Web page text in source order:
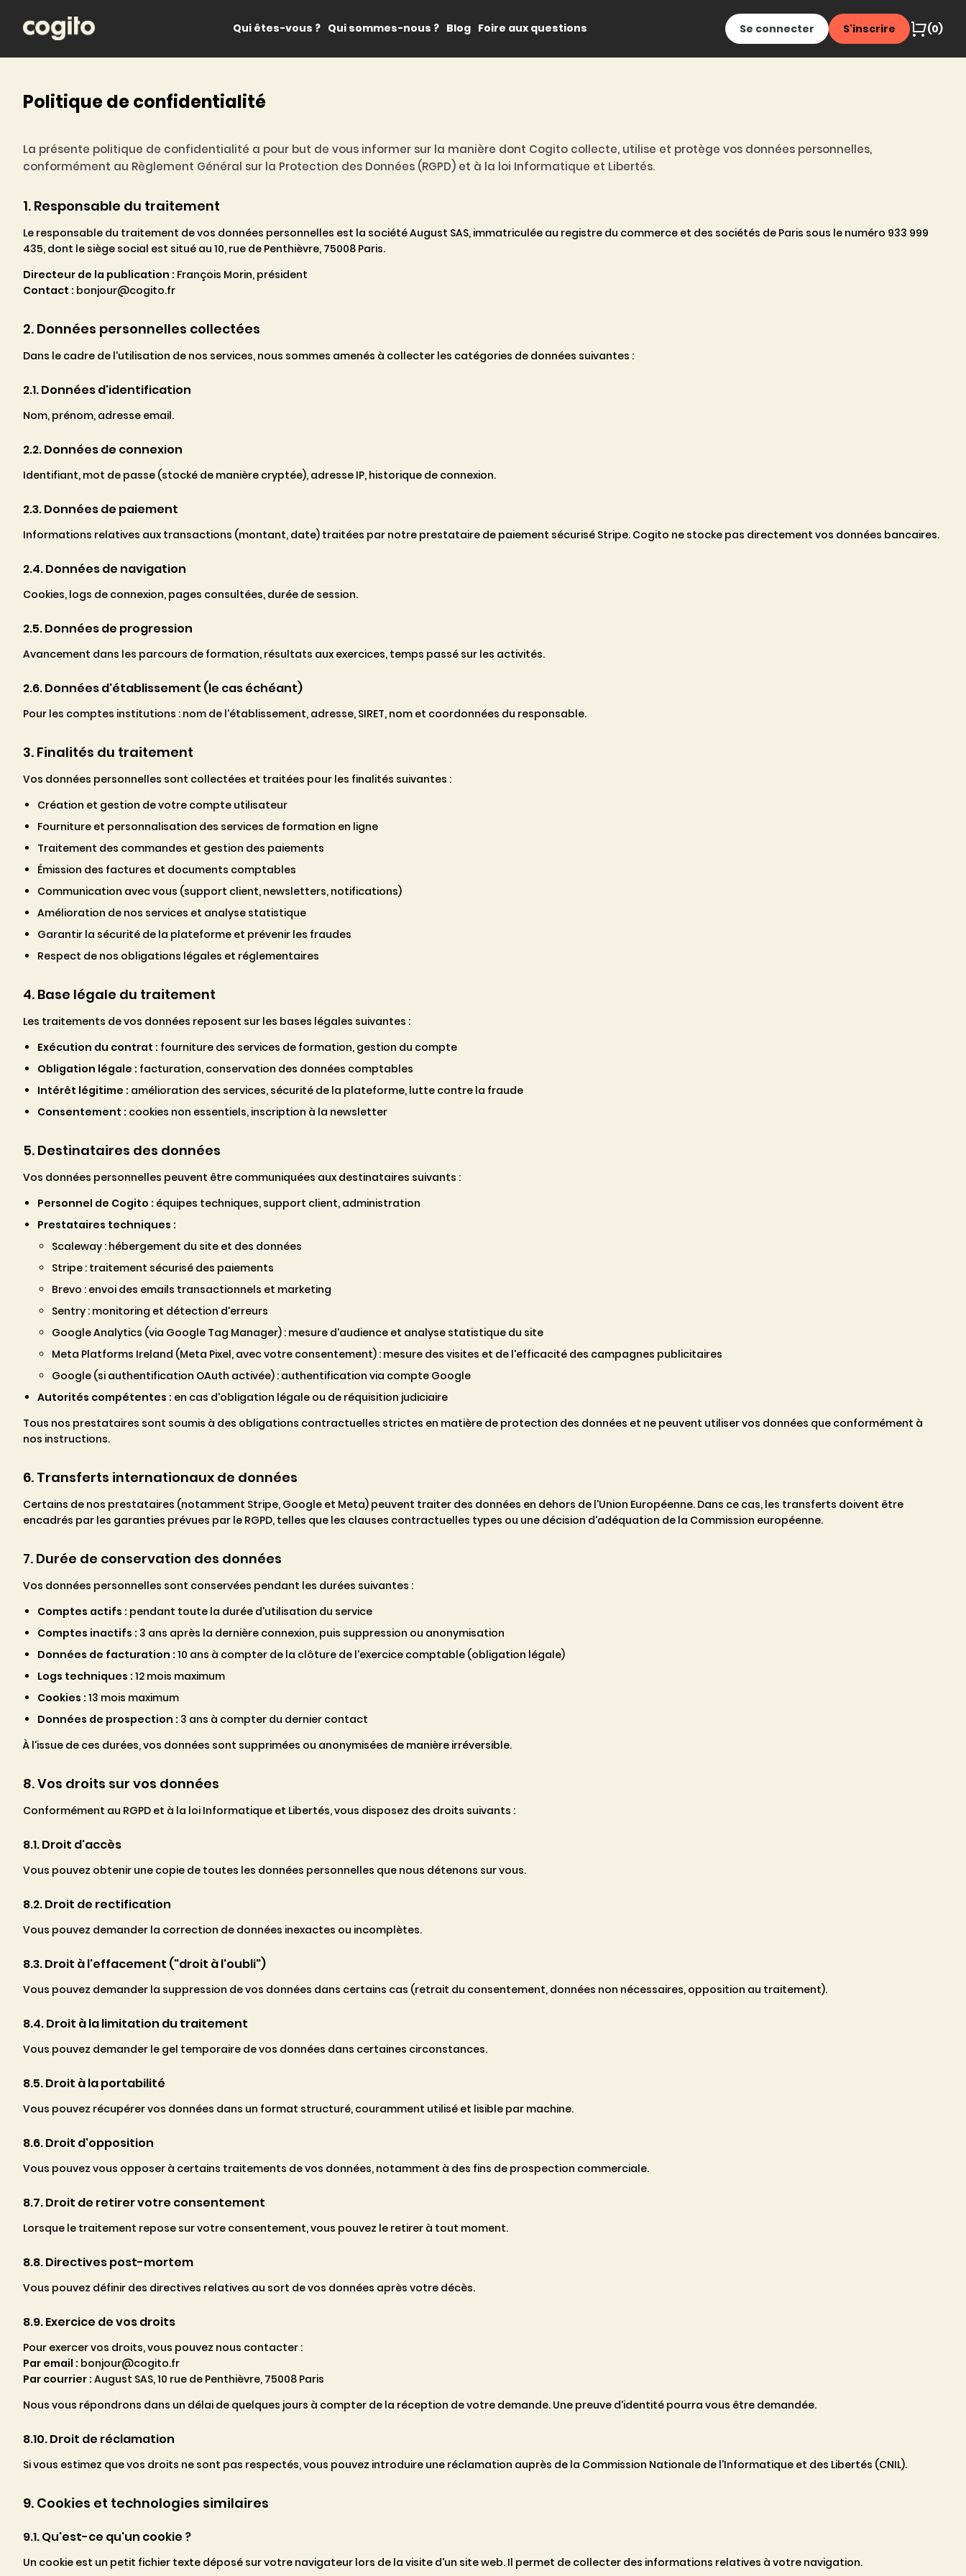
Qui êtes-vous ? Qui sommes-nous ? Blog Foire aux questions Se connecter S'inscrire (0)
Politique de confidentialité
La présente politique de confidentialité a pour but de vous informer sur la manière dont Cogito collecte, utilise et protège vos données personnelles,
conformément au Règlement Général sur la Protection des Données (RGPD) et à la loi Informatique et Libertés.
1. Responsable du traitement
Le responsable du traitement de vos données personnelles est la société August SAS, immatriculée au registre du commerce et des sociétés de Paris sous le numéro 933 999
435, dont le siège social est situé au 10, rue de Penthièvre, 75008 Paris.
Directeur de la publication : François Morin, président
Contact : bonjour@cogito.fr
2. Données personnelles collectées
Dans le cadre de l'utilisation de nos services, nous sommes amenés à collecter les catégories de données suivantes :
2.1. Données d'identification
Nom, prénom, adresse email.
2.2. Données de connexion
Identifiant, mot de passe (stocké de manière cryptée), adresse IP, historique de connexion.
2.3. Données de paiement
Informations relatives aux transactions (montant, date) traitées par notre prestataire de paiement sécurisé Stripe. Cogito ne stocke pas directement vos données bancaires.
2.4. Données de navigation
Cookies, logs de connexion, pages consultées, durée de session.
2.5. Données de progression
Avancement dans les parcours de formation, résultats aux exercices, temps passé sur les activités.
2.6. Données d'établissement (le cas échéant)
Pour les comptes institutions : nom de l'établissement, adresse, SIRET, nom et coordonnées du responsable.
3. Finalités du traitement
Vos données personnelles sont collectées et traitées pour les finalités suivantes :
Création et gestion de votre compte utilisateur
Fourniture et personnalisation des services de formation en ligne
Traitement des commandes et gestion des paiements
Émission des factures et documents comptables
Communication avec vous (support client, newsletters, notifications)
Amélioration de nos services et analyse statistique
Garantir la sécurité de la plateforme et prévenir les fraudes
Respect de nos obligations légales et réglementaires
4. Base légale du traitement
Les traitements de vos données reposent sur les bases légales suivantes :
Exécution du contrat : fourniture des services de formation, gestion du compte
Obligation légale : facturation, conservation des données comptables
Intérêt légitime : amélioration des services, sécurité de la plateforme, lutte contre la fraude
Consentement : cookies non essentiels, inscription à la newsletter
5. Destinataires des données
Vos données personnelles peuvent être communiquées aux destinataires suivants :
Personnel de Cogito : équipes techniques, support client, administration
Prestataires techniques :
Scaleway : hébergement du site et des données
Stripe : traitement sécurisé des paiements
Brevo : envoi des emails transactionnels et marketing
Sentry : monitoring et détection d'erreurs
Google Analytics (via Google Tag Manager) : mesure d'audience et analyse statistique du site
Meta Platforms Ireland (Meta Pixel, avec votre consentement) : mesure des visites et de l'efficacité des campagnes publicitaires
Google (si authentification OAuth activée) : authentification via compte Google
Autorités compétentes : en cas d'obligation légale ou de réquisition judiciaire
Tous nos prestataires sont soumis à des obligations contractuelles strictes en matière de protection des données et ne peuvent utiliser vos données que conformément à
nos instructions.
6. Transferts internationaux de données
Certains de nos prestataires (notamment Stripe, Google et Meta) peuvent traiter des données en dehors de l'Union Européenne. Dans ce cas, les transferts doivent être
encadrés par les garanties prévues par le RGPD, telles que les clauses contractuelles types ou une décision d'adéquation de la Commission européenne.
7. Durée de conservation des données
Vos données personnelles sont conservées pendant les durées suivantes :
Comptes actifs : pendant toute la durée d'utilisation du service
Comptes inactifs : 3 ans après la dernière connexion, puis suppression ou anonymisation
Données de facturation : 10 ans à compter de la clôture de l'exercice comptable (obligation légale)
Logs techniques : 12 mois maximum
Cookies : 13 mois maximum
Données de prospection : 3 ans à compter du dernier contact
À l'issue de ces durées, vos données sont supprimées ou anonymisées de manière irréversible.
8. Vos droits sur vos données
Conformément au RGPD et à la loi Informatique et Libertés, vous disposez des droits suivants :
8.1. Droit d'accès
Vous pouvez obtenir une copie de toutes les données personnelles que nous détenons sur vous.
8.2. Droit de rectification
Vous pouvez demander la correction de données inexactes ou incomplètes.
8.3. Droit à l'effacement ("droit à l'oubli")
Vous pouvez demander la suppression de vos données dans certains cas (retrait du consentement, données non nécessaires, opposition au traitement).
8.4. Droit à la limitation du traitement
Vous pouvez demander le gel temporaire de vos données dans certaines circonstances.
8.5. Droit à la portabilité
Vous pouvez récupérer vos données dans un format structuré, couramment utilisé et lisible par machine.
8.6. Droit d'opposition
Vous pouvez vous opposer à certains traitements de vos données, notamment à des fins de prospection commerciale.
8.7. Droit de retirer votre consentement
Lorsque le traitement repose sur votre consentement, vous pouvez le retirer à tout moment.
8.8. Directives post-mortem
Vous pouvez définir des directives relatives au sort de vos données après votre décès.
8.9. Exercice de vos droits
Pour exercer vos droits, vous pouvez nous contacter :
Par email : bonjour@cogito.fr
Par courrier : August SAS, 10 rue de Penthièvre, 75008 Paris
Nous vous répondrons dans un délai de quelques jours à compter de la réception de votre demande. Une preuve d'identité pourra vous être demandée.
8.10. Droit de réclamation
Si vous estimez que vos droits ne sont pas respectés, vous pouvez introduire une réclamation auprès de la Commission Nationale de l'Informatique et des Libertés (CNIL).
9. Cookies et technologies similaires
9.1. Qu'est-ce qu'un cookie ?
Un cookie est un petit fichier texte déposé sur votre navigateur lors de la visite d'un site web. Il permet de collecter des informations relatives à votre navigation.